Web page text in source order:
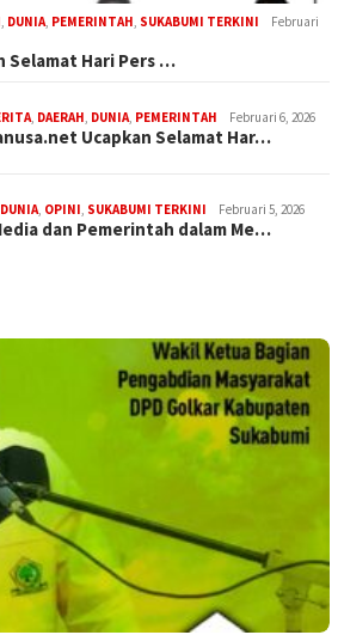
DUNIA PEMERINTAH SUKABUMI TERKINI
Februari
Selamat Hari Pers …
DAERAH DUNIA PEMERINTAH Februari 6, 2026
Ucapkan Selamat Har…
DUNIA OPINI SUKABUMI TERKINI Februari 5, 2026
dan Pemerintah dalam Me…